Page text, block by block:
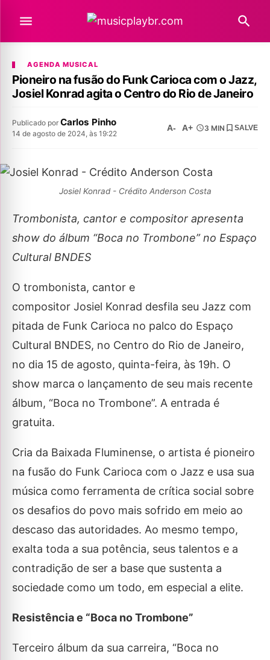
AGENDA MUSICAL
Pioneiro na fusão do Funk Carioca com o Jazz,
Josiel Konrad agita o Centro do Rio de Janeiro
Publicado por Carlos Pinho
14 de agosto de 2024, às 19:22
A- A+ 3 MIN SALVE
Josiel Konrad - Crédito Anderson Costa
Trombonista, cantor e compositor apresenta
show do álbum “Boca no Trombone” no Espaço
Cultural BNDES
O trombonista, cantor e
compositor Josiel Konrad desfila seu Jazz com
pitada de Funk Carioca no palco do Espaço
Cultural BNDES, no Centro do Rio de Janeiro,
no dia 15 de agosto, quinta-feira, às 19h. O
show marca o lançamento de seu mais recente
álbum, “Boca no Trombone”. A entrada é
gratuita.
Cria da Baixada Fluminense, o artista é pioneiro
na fusão do Funk Carioca com o Jazz e usa sua
música como ferramenta de crítica social sobre
os desafios do povo mais sofrido em meio ao
descaso das autoridades. Ao mesmo tempo,
exalta toda a sua potência, seus talentos e a
contradição de ser a base que sustenta a
sociedade como um todo, em especial a elite.
Resistência e “Boca no Trombone”
Terceiro álbum da sua carreira, “Boca no